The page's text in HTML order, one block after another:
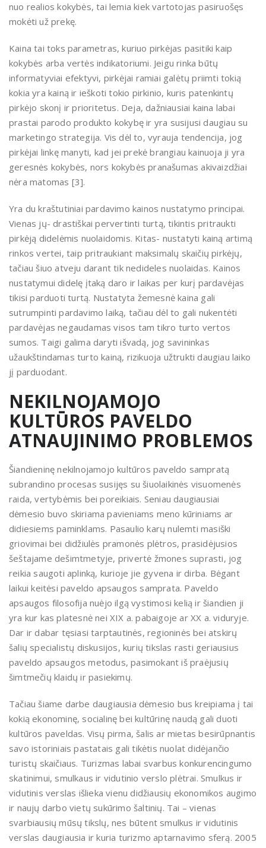
nuo realios kokybės, tai lemia kiek vartotojas pasiruošęs
mokėti už prekę.
Kaina tai toks parametras, kuriuo pirkėjas pasitiki kaip
kokybės arba vertės indikatoriumi. Jeigu rinka būtų
informatyviai efektyvi, pirkėjai ramiai galėtų priimti tokią
kokia yra kainą ir ieškoti tokio pirkinio, kuris patenkintų
pirkėjo skonį ir prioritetus. Deja, dažniausiai kaina labai
prastai parodo produkto kokybę ir yra susijusi daugiau su
marketingo strategija. Vis dėl to, vyrauja tendencija, jog
pirkėjai linkę manyti, kad jei prekė brangiau kainuoja ji yra
geresnės kokybės, nors kokybės pranašumas akivaizdžiai
nėra matomas [3].
Yra du kraštutiniai pardavimo kainos nustatymo principai.
Vienas jų- drastiškai pervertinti turtą, tikintis pritraukti
pirkėją didelėmis nuolaidomis. Kitas- nustatyti kainą artimą
rinkos vertei, taip pritraukiant maksimalų skaičių pirkėjų,
tačiau šiuo atveju darant tik nedideles nuolaidas. Kainos
nustatymui didelę įtaką daro ir laikas per kurį pardavėjas
tikisi parduoti turtą. Nustatyta žemesnė kaina gali
sutrumpinti pardavimo laiką, tačiau dėl to gali nukentėti
pardavėjas negaudamas visos tam tikro turto vertos
sumos. Taigi galima daryti išvadą, jog savininkas
užaukštindamas turto kainą, rizikuoja užtrukti daugiau laiko
jį parduodant.
NEKILNOJAMOJO
KULTŪROS PAVELDO
ATNAUJINIMO PROBLEMOS
Šiandieninę nekilnojamojo kultūros paveldo sampratą
subrandino procesas susijęs su šiuolaikinės visuomenės
raida, vertybėmis bei poreikiais. Seniau daugiausiai
dėmesio buvo skiriama pavieniams meno kūriniams ar
didiesiems paminklams. Pasaulio karų nulemti masiški
griovimai bei didžiulės pramonės plėtros, prasidėjusios
šeštajame dešimtmetyje, privertė žmones suprasti, jog
reikia saugoti aplinką, kurioje jie gyvena ir dirba. Bėgant
laikui keitėsi paveldo apsaugos samprata. Paveldo
apsaugos filosofija nuėjo ilgą vystimosi kelią ir šiandien ji
yra kur kas platesnė nei XIX a. pabaigoje ar XX a. viduryje.
Dar ir dabar tęsiasi tarptautinės, regioninės bei atskirų
šalių specialistų diskusijos, kurių tikslas rasti geriausius
paveldo apsaugos metodus, pasimokant iš praėjusių
šimtmečių klaidų ir pasiekimų.
Tačiau šiame darbe daugiausia dėmesio bus kreipiama į tai
kokią ekonominę, socialinę bei kultūrinę naudą gali duoti
kultūros paveldas. Visų pirma, šalis ar mietas besirūpnantis
savo istoriniais pastatais gali tikėtis nuolat didėjančio
turistų skaičiaus. Turizmas labai svarbus konkurencingumo
skatinimui, smulkaus ir vidutinio verslo plėtrai. Smulkus ir
vidutinis verslas išlieka vienu didžiausių ekonomikos augimo
ir naujų darbo vietų sukūrimo šaltinių. Tai – vienas
svarbiausių mūsų tikslų, nes būtent smulkus ir vidutinis
verslas daugiausia ir kuria turizmo aptarnavimo sferą. 2005